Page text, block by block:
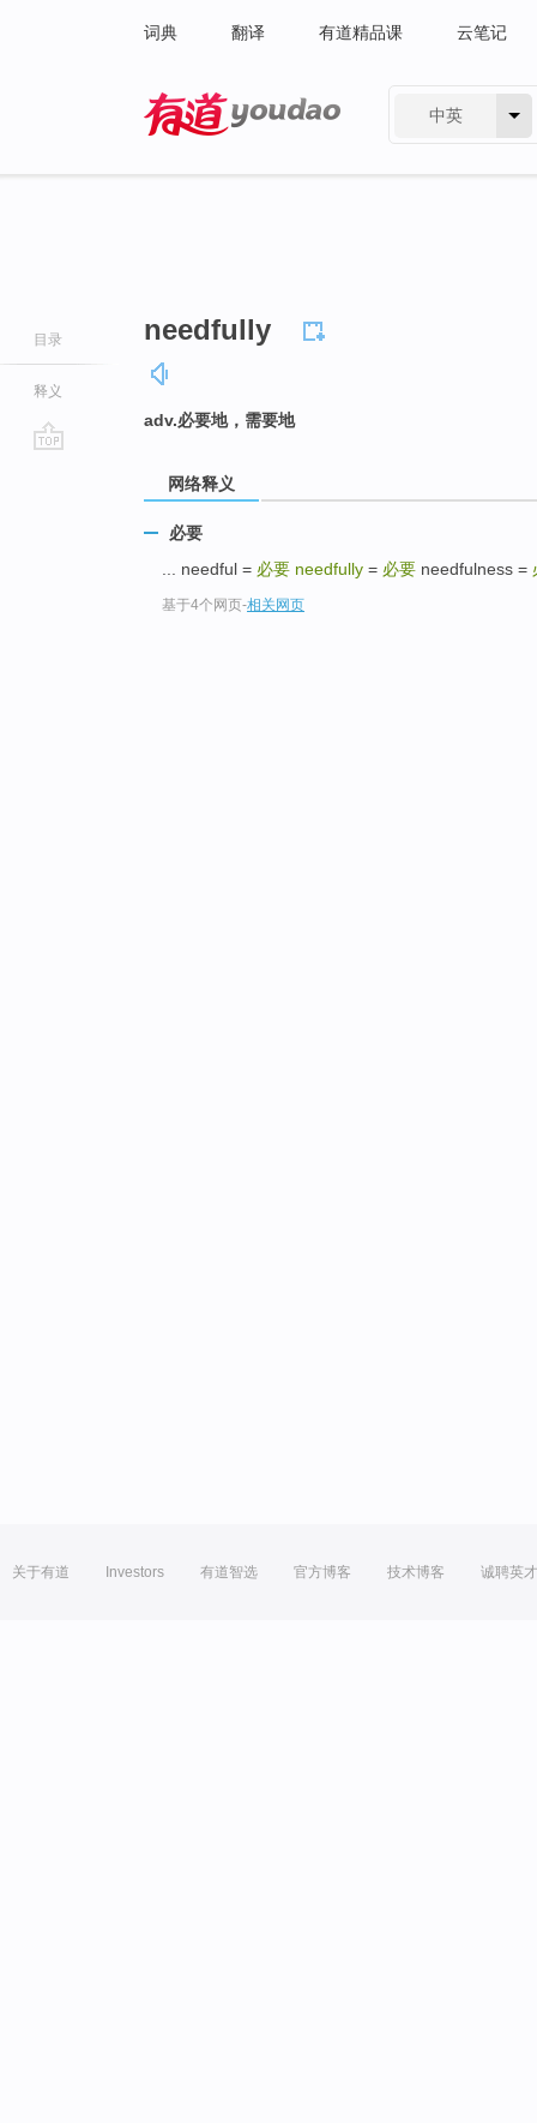
词典 翻译 有道精品课 云笔记
中英
目录
释义
needfully
adv.必要地，需要地
网络释义
必要
... needful = 必要 needfully = 必要 needfulness =
基于4个网页-相关网页
关于有道 Investors 有道智选 官方博客 技术博客 诚聘英才